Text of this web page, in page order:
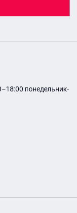
понедельник-